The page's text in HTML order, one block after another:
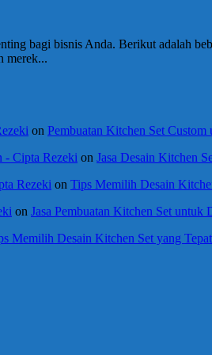
bagi bisnis Anda. Berikut adalah
merek...
on Pembuatan Kitchen Set
- Cipta Rezeki on Jasa Desain Kitchen
Rezeki on Tips Memilih Desain
on Jasa Pembuatan Kitchen Set untuk
Memilih Desain Kitchen Set yang Tepat